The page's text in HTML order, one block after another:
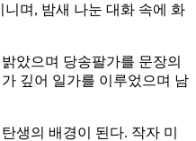
며, 밤새 나눈 대화 속에 화
았으며 당송팔가를 문장의
깊어 일가를 이루었으며 남
생의 배경이 된다. 작자 미